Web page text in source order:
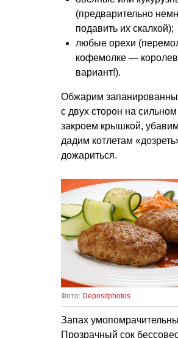
(предварительно
подавить их скалкой);
любые орехи
кофемолке —
вариант!).
Обжарим
с двух сторон на сильном
закроем крышкой,
дадим котлетам
дожариться.
Фото: Depositphotos
Запах
Прозрачный сок